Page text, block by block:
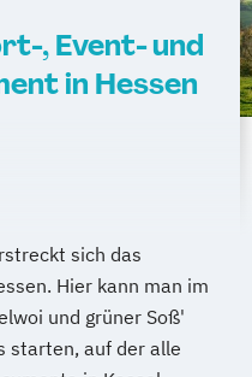
, Event- und
in Hessen
sich das
Hier kann man im
und grüner Soß'
starten, auf der alle